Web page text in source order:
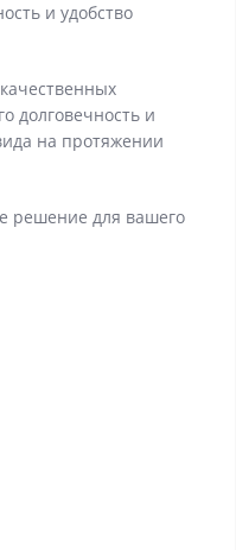
и удобство
долговечность и
на протяжении
решение для вашего